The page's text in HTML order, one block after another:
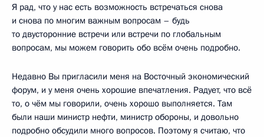
Я рад, что у нас есть возможность встречаться снова
и снова по многим важным вопросам – будь
то двусторонние встречи или встречи по глобальным
вопросам, мы можем говорить обо всём очень подробно.
Недавно Вы пригласили меня на Восточный экономический
форум, и у меня очень хорошие впечатления. Радует, что всё
то, о чём мы говорили, очень хорошо выполняется. Там
были наши министр нефти, министр обороны, и довольно
подробно обсудили много вопросов. Поэтому я считаю, что